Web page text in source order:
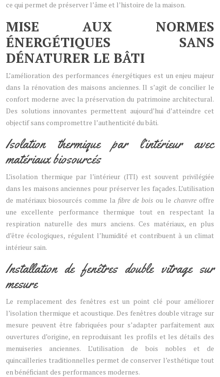
ce qui permet de préserver l’âme et l’histoire de la maison.
MISE AUX NORMES
ÉNERGÉTIQUES SANS
DÉNATURER LE BÂTI
L’amélioration des performances énergétiques est un enjeu majeur
dans la rénovation des maisons anciennes. Il s’agit de concilier le
confort moderne avec la préservation du patrimoine architectural.
Des solutions innovantes permettent aujourd’hui d’atteindre cet
objectif sans compromettre l’authenticité du bâti.
Isolation thermique par l’intérieur avec
matériaux biosourcés
L’isolation thermique par l’intérieur (ITI) est souvent privilégiée
dans les maisons anciennes pour préserver les façades. L’utilisation
de matériaux biosourcés comme la fibre de bois ou le chanvre offre
une excellente performance thermique tout en respectant la
respiration naturelle des murs anciens. Ces matériaux, en plus
d’être écologiques, régulent l’humidité et contribuent à un climat
intérieur sain.
Installation de fenêtres double vitrage sur
mesure
Le remplacement des fenêtres est un point clé pour améliorer
l’isolation thermique et acoustique. Des fenêtres double vitrage sur
mesure peuvent être fabriquées pour s’adapter parfaitement aux
ouvertures d’origine, en reproduisant les profils et les détails des
menuiseries anciennes. L’utilisation de bois nobles et de
quincailleries traditionnelles permet de conserver l’esthétique tout
en bénéficiant des performances modernes.